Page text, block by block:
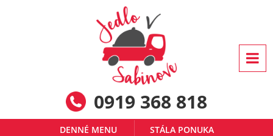
0919 368 818
DENNÉ MENU STÁLA PONUKA